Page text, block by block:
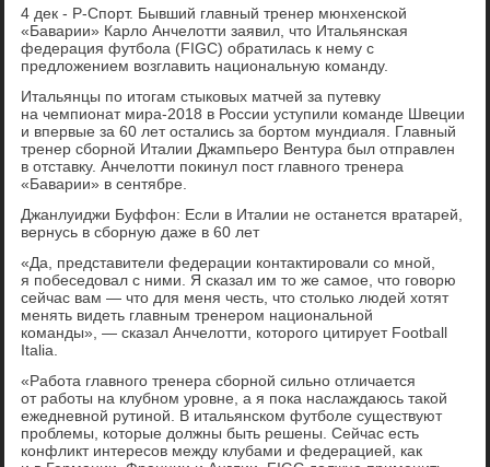
4 дек - Р-Спорт. Бывший главный тренер мюнхенской
«Баварии» Карло Анчелотти заявил, что Итальянская
федерация футбола (FIGC) обратилась к нему с
предложением возглавить национальную команду.
Итальянцы по итогам стыковых матчей за путевку
на чемпионат мира-2018 в России уступили команде Швеции
и впервые за 60 лет остались за бортом мундиаля. Главный
тренер сборной Италии Джампьеро Вентура был отправлен
в отставку. Анчелотти покинул пост главного тренера
«Баварии» в сентябре.
Джанлуиджи Буффон: Если в Италии не останется вратарей,
вернусь в сборную даже в 60 лет
«Да, представители федерации контактировали со мной,
я побеседовал с ними. Я сказал им то же самое, что говорю
сейчас вам — что для меня честь, что столько людей хотят
менять видеть главным тренером национальной
команды», — сказал Анчелотти, которого цитирует Football
Italia.
«Работа главного тренера сборной сильно отличается
от работы на клубном уровне, а я пока наслаждаюсь такой
ежедневной рутиной. В итальянском футболе существуют
проблемы, которые должны быть решены. Сейчас есть
конфликт интересов между клубами и федерацией, как